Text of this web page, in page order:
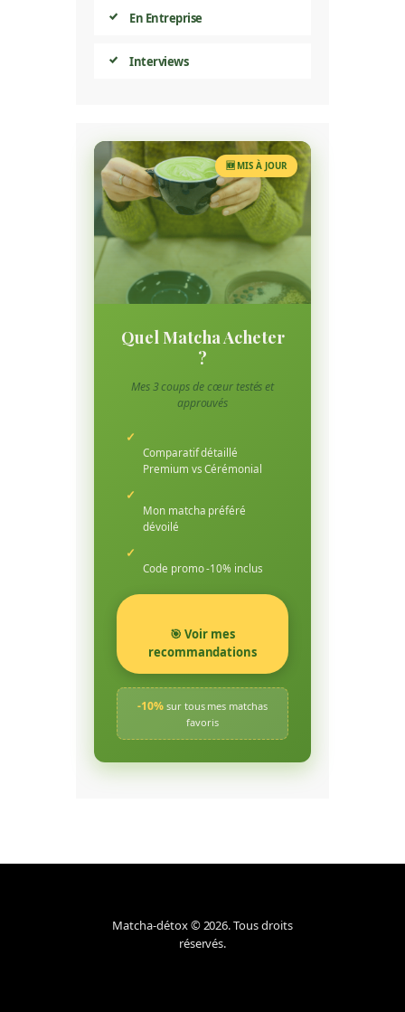
En Entreprise
Interviews
🆕 MIS À JOUR
Quel Matcha Acheter
?
Mes 3 coups de cœur testés et
approuvés
✓
Comparatif détaillé
Premium vs Cérémonial
✓
Mon matcha préféré
dévoilé
✓
Code promo -10% inclus
🎯 Voir mes
recommandations
-10%sur tous mes matchas
favoris
Matcha-détox © 2026. Tous droits
réservés.